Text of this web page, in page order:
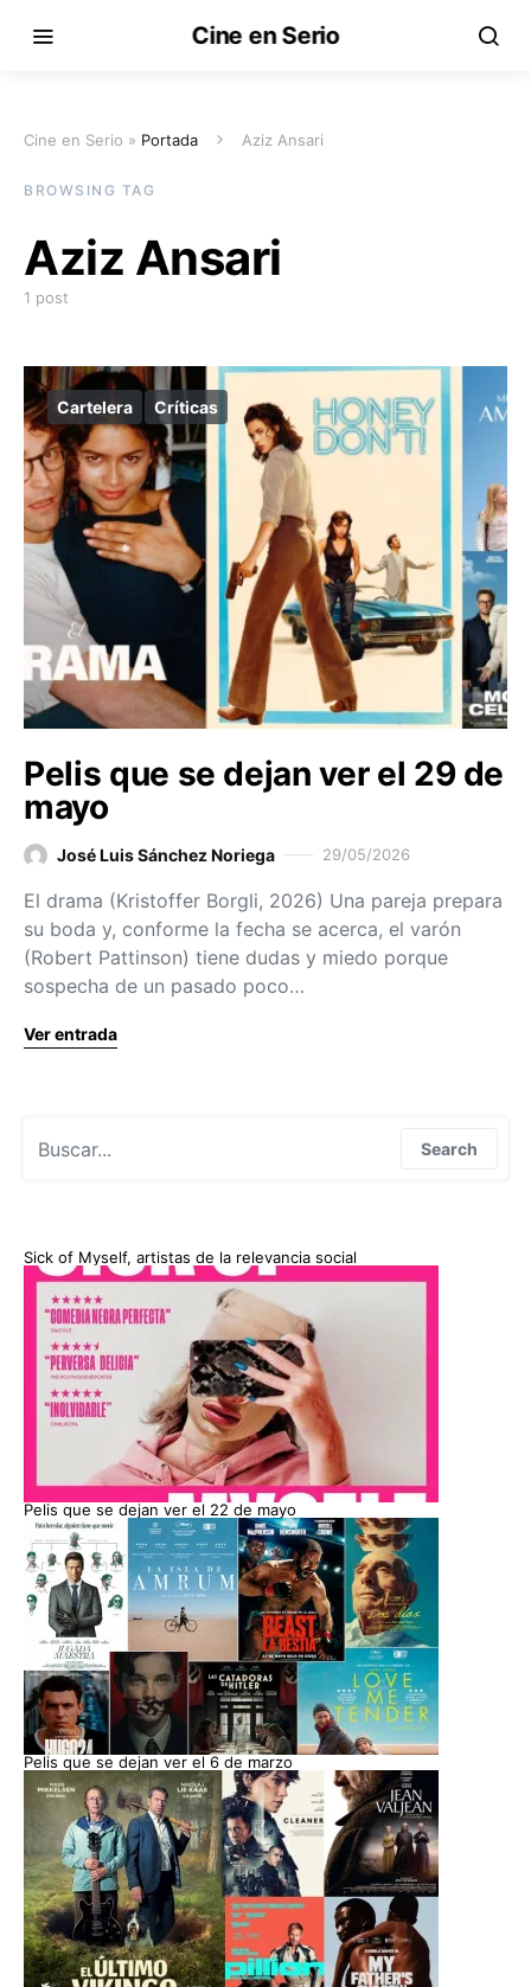
Cine en Serio
Cine en Serio » Portada Aziz Ansari
BROWSING TAG
Aziz Ansari
1 post
Cartelera Críticas
Pelis que se dejan ver el 29 de
mayo
José Luis Sánchez Noriega 29/05/2026
El drama (Kristoffer Borgli, 2026) Una pareja prepara
su boda y, conforme la fecha se acerca, el varón
(Robert Pattinson) tiene dudas y miedo porque
sospecha de un pasado poco…
Ver entrada
Search
Sick of Myself, artistas de la relevancia social
Pelis que se dejan ver el 22 de mayo
Pelis que se dejan ver el 6 de marzo